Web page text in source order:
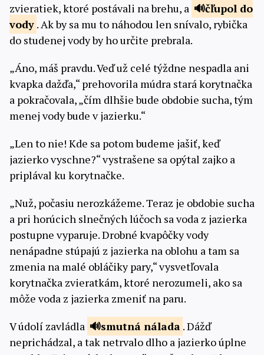
zvieratiek, ktoré postávali na brehu, a
čľupol do
vody . Ak by sa mu to náhodou len snívalo, rybička
do studenej vody by ho určite prebrala.
„Áno, máš pravdu. Veď už celé týždne nespadla ani
kvapka dažďa,“ prehovorila múdra stará korytnačka
a pokračovala, „čím dlhšie bude obdobie sucha, tým
menej vody bude v jazierku.“
„Len to nie! Kde sa potom budeme jašiť, keď
jazierko vyschne?“ vystrašene sa opýtal zajko a
priplával ku korytnačke.
„Nuž, počasiu nerozkážeme. Teraz je obdobie sucha
a pri horúcich slnečných lúčoch sa voda z jazierka
postupne vyparuje. Drobné kvapôčky vody
nenápadne stúpajú z jazierka na oblohu a tam sa
zmenia na malé obláčiky pary,“ vysvetľovala
korytnačka zvieratkám, ktoré nerozumeli, ako sa
môže voda z jazierka zmeniť na paru.
V údolí zavládla
smutná nálada . Dážď
neprichádzal, a tak netrvalo dlho a jazierko úplne